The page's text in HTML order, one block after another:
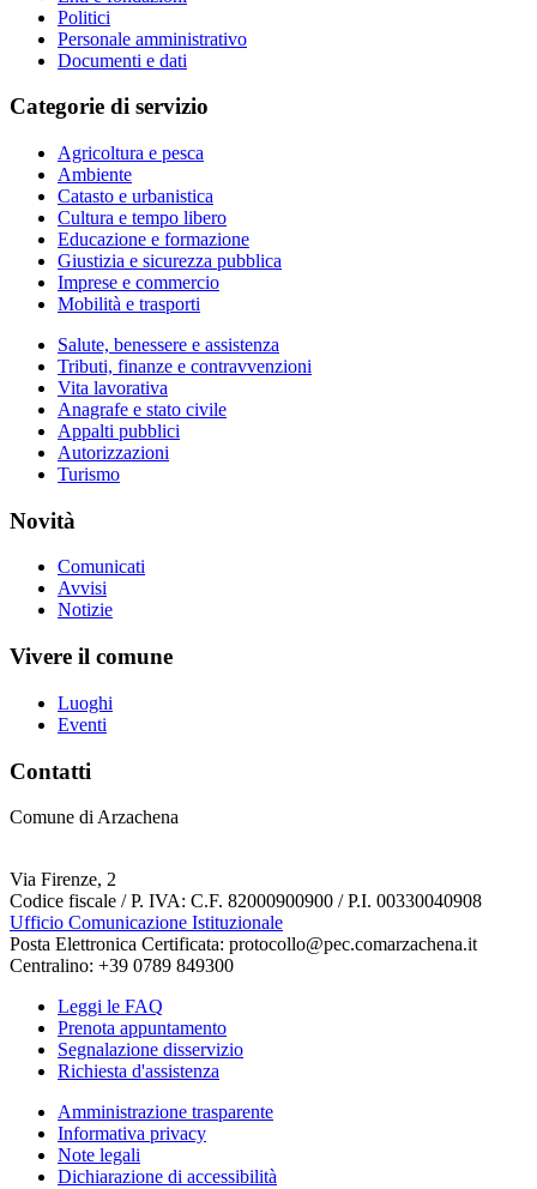
Politici
Personale amministrativo
Documenti e dati
Categorie di servizio
Agricoltura e pesca
Ambiente
Catasto e urbanistica
Cultura e tempo libero
Educazione e formazione
Giustizia e sicurezza pubblica
Imprese e commercio
Mobilità e trasporti
Salute, benessere e assistenza
Tributi, finanze e contravvenzioni
Vita lavorativa
Anagrafe e stato civile
Appalti pubblici
Autorizzazioni
Turismo
Novità
Comunicati
Avvisi
Notizie
Vivere il comune
Luoghi
Eventi
Contatti
Comune di Arzachena
Via Firenze, 2
Codice fiscale / P. IVA: C.F. 82000900900 / P.I. 00330040908
Ufficio Comunicazione Istituzionale
Posta Elettronica Certificata: protocollo@pec.comarzachena.it
Centralino: +39 0789 849300
Leggi le FAQ
Prenota appuntamento
Segnalazione disservizio
Richiesta d'assistenza
Amministrazione trasparente
Informativa privacy
Note legali
Dichiarazione di accessibilità